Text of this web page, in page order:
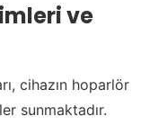
ve
cihazın hoparlör
sunmaktadır.